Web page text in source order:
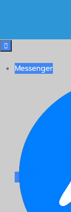

Messenger